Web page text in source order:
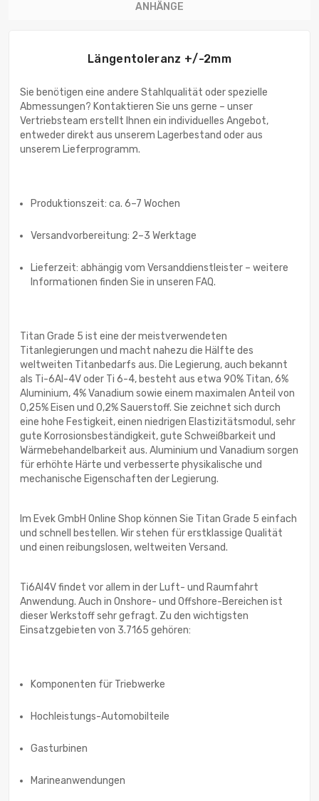
ANHÄNGE
Längentoleranz +/-2mm
Sie benötigen eine andere Stahlqualität oder spezielle
Abmessungen? Kontaktieren Sie uns gerne – unser
Vertriebsteam erstellt Ihnen ein individuelles Angebot,
entweder direkt aus unserem Lagerbestand oder aus
unserem Lieferprogramm.
Produktionszeit: ca. 6–7 Wochen
Versandvorbereitung: 2–3 Werktage
Lieferzeit: abhängig vom Versanddienstleister – weitere
Informationen finden Sie in unseren FAQ.
Titan Grade 5 ist eine der meistverwendeten
Titanlegierungen und macht nahezu die Hälfte des
weltweiten Titanbedarfs aus. Die Legierung, auch bekannt
als Ti-6Al-4V oder Ti 6-4, besteht aus etwa 90% Titan, 6%
Aluminium, 4% Vanadium sowie einem maximalen Anteil von
0,25% Eisen und 0,2% Sauerstoff. Sie zeichnet sich durch
eine hohe Festigkeit, einen niedrigen Elastizitätsmodul, sehr
gute Korrosionsbeständigkeit, gute Schweißbarkeit und
Wärmebehandelbarkeit aus. Aluminium und Vanadium sorgen
für erhöhte Härte und verbesserte physikalische und
mechanische Eigenschaften der Legierung.
Im Evek GmbH Online Shop können Sie Titan Grade 5 einfach
und schnell bestellen. Wir stehen für erstklassige Qualität
und einen reibungslosen, weltweiten Versand.
Ti6Al4V findet vor allem in der Luft- und Raumfahrt
Anwendung. Auch in Onshore- und Offshore-Bereichen ist
dieser Werkstoff sehr gefragt. Zu den wichtigsten
Einsatzgebieten von 3.7165 gehören:
Komponenten für Triebwerke
Hochleistungs-Automobilteile
Gasturbinen
Marineanwendungen